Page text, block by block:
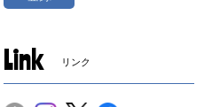
Link リンク